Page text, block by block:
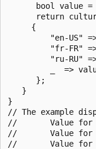
bool value =
return
     {
"en-US"
"fr-FR"
"ru-RU"
_  =>
      };
   }
}
// The example
//       Value for
//       Value for
//       Value for